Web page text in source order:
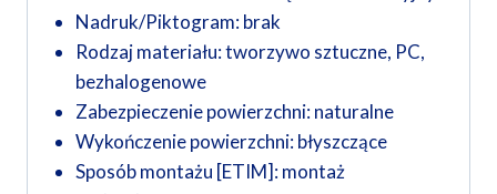
Nadruk/Piktogram:brak
Rodzaj materiału:tworzywo sztuczne, PC,
bezhalogenowe
Zabezpieczenie powierzchni:naturalne
Wykończenie powierzchni:błyszczące
Sposób montażu [ETIM]:montaż